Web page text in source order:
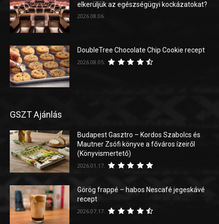
elkerüljük az egészségügyi kockázatokat?
2026.08.06.
DoubleTree Chocolate Chip Cookie recept
2026.08.05.
GSZT Ajánlás
Budapest Gasztro – Kordos Szabolcs és
Mautner Zsófi könyve a főváros ízeiről
(Könyvismertető)
2026.01.17.
Görög frappé – habos Nescafé jegeskávé
recept
2026.07.17.